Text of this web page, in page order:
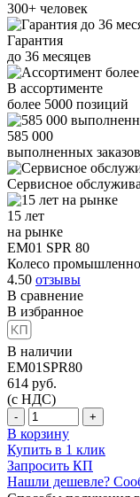
300+ человек
Гарантия
до 36 месяцев
В ассортименте
более 5000 позиций
585 000
выполненных заказов
Сервисное
15 лет
на рынке
EM01 SPR 80
Колесо
4.50 отзывы
В сравнение
В избранное
В наличии
EM01SPR80
614 руб.
(с НДС)
- +
В корзину
Купить в 1 клик
Запросить КП
Нашли дешевле?